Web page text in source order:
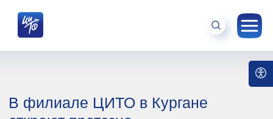
реабилитационный центр